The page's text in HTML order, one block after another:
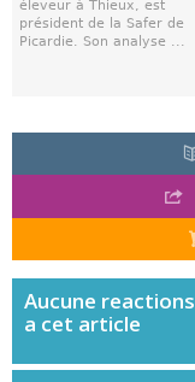
éleveur à Thieux, est
président de la Safer de
Picardie. Son analyse ...
Aucune reactions
a cet article